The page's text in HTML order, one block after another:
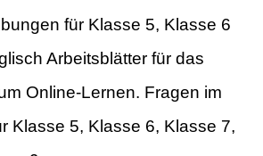
für Klasse 5, Klasse 6
Arbeitsblätter für das
Online-Lernen. Fragen im
Klasse 5, Klasse 6, Klasse 7,